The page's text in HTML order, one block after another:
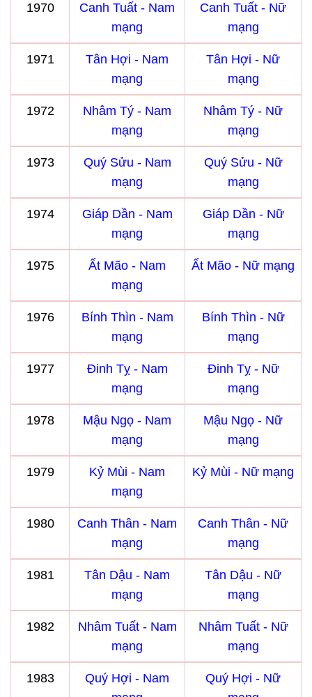
1970
Canh Tuất - Nam
mạng
Canh Tuất - Nữ
mạng
1971
Tân Hợi - Nam
mạng
Tân Hợi - Nữ
mạng
1972
Nhâm Tý - Nam
mạng
Nhâm Tý - Nữ
mạng
1973
Quý Sửu - Nam
mạng
Quý Sửu - Nữ
mạng
1974
Giáp Dần - Nam
mạng
Giáp Dần - Nữ
mạng
1975
Ất Mão - Nam
mạng
Ất Mão - Nữ mạng
1976
Bính Thìn - Nam
mạng
Bính Thìn - Nữ
mạng
1977
Đinh Tỵ - Nam
mạng
Đinh Tỵ - Nữ
mạng
1978
Mậu Ngọ - Nam
mạng
Mậu Ngọ - Nữ
mạng
1979
Kỷ Mùi - Nam
mạng
Kỷ Mùi - Nữ mạng
1980
Canh Thân - Nam
mạng
Canh Thân - Nữ
mạng
1981
Tân Dậu - Nam
mạng
Tân Dậu - Nữ
mạng
1982
Nhâm Tuất - Nam
mạng
Nhâm Tuất - Nữ
mạng
1983
Quý Hợi - Nam
Quý Hợi - Nữ